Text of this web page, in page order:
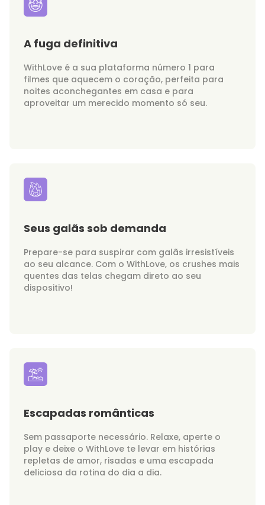
A fuga definitiva
WithLove é a sua plataforma número 1 para
filmes que aquecem o coração, perfeita para
noites aconchegantes em casa e para
aproveitar um merecido momento só seu.
Seus galãs sob demanda
Prepare-se para suspirar com galãs irresistíveis
ao seu alcance. Com o WithLove, os crushes mais
quentes das telas chegam direto ao seu
dispositivo!
Escapadas românticas
Sem passaporte necessário. Relaxe, aperte o
play e deixe o WithLove te levar em histórias
repletas de amor, risadas e uma escapada
deliciosa da rotina do dia a dia.